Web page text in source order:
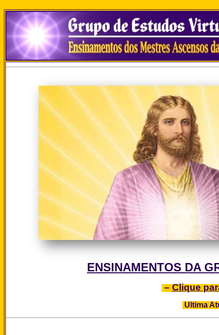
ENSINAMENTOS DA
–Clique
Ultima